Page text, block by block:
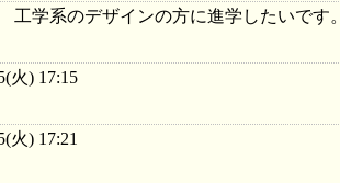
学系のデザインの方に進学したいです
火) 17:15
火) 17:21